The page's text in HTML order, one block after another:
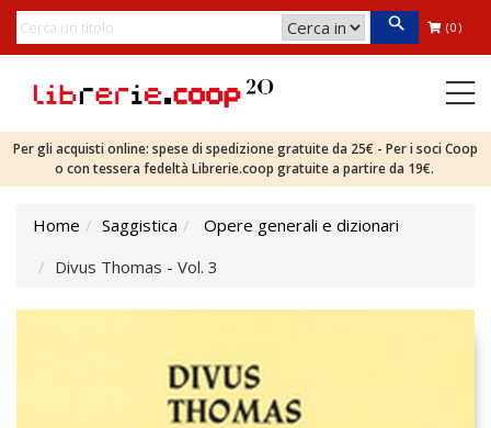
(0)
Per gli acquisti online: spese di spedizione gratuite da 25€ - Per i soci Coop
o con tessera fedeltà Librerie.coop gratuite a partire da 19€.
Home Saggistica
Opere generali e dizionari
Divus Thomas - Vol. 3